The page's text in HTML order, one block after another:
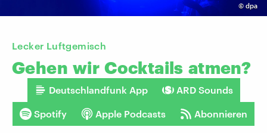
© dpa
Lecker Luftgemisch
Gehen wir Cocktails atmen?
Deutschlandfunk App ARD Sounds
Spotify Apple Podcasts Abonnieren